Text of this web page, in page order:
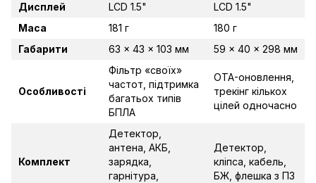
Дисплей
LCD 1.5"
LCD 1.5"
Маса
181 г
180 г
Габарити
63 × 43 × 103 мм 59 × 40 × 298 мм
Особливості
Фільтр «своїх»
частот, підтримка
багатьох типів
БПЛА
OTA-оновлення,
трекінг кількох
цілей одночасно
Комплект
Детектор,
антена, АКБ,
зарядка,
гарнітура,
Детектор,
кліпса, кабель,
БЖ, флешка з ПЗ